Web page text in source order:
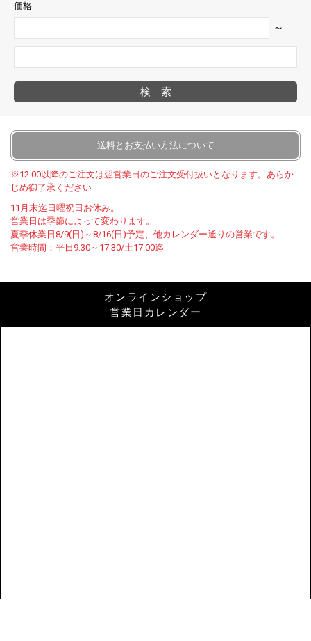
価格
～
検索
送料とお支払い方法について
※12:00以降のご注文は翌営業日のご注文受付扱いとなります。あらか
じめ御了承ください
11月末迄日曜祝日お休み。
営業日は季節によって変わります。
夏季休業日8/9(日)～8/16(日)予定、他カレンダー通りの営業です。
営業時間：平日9:30～17:30/土17:00迄
オンラインショップ
営業日カレンダー